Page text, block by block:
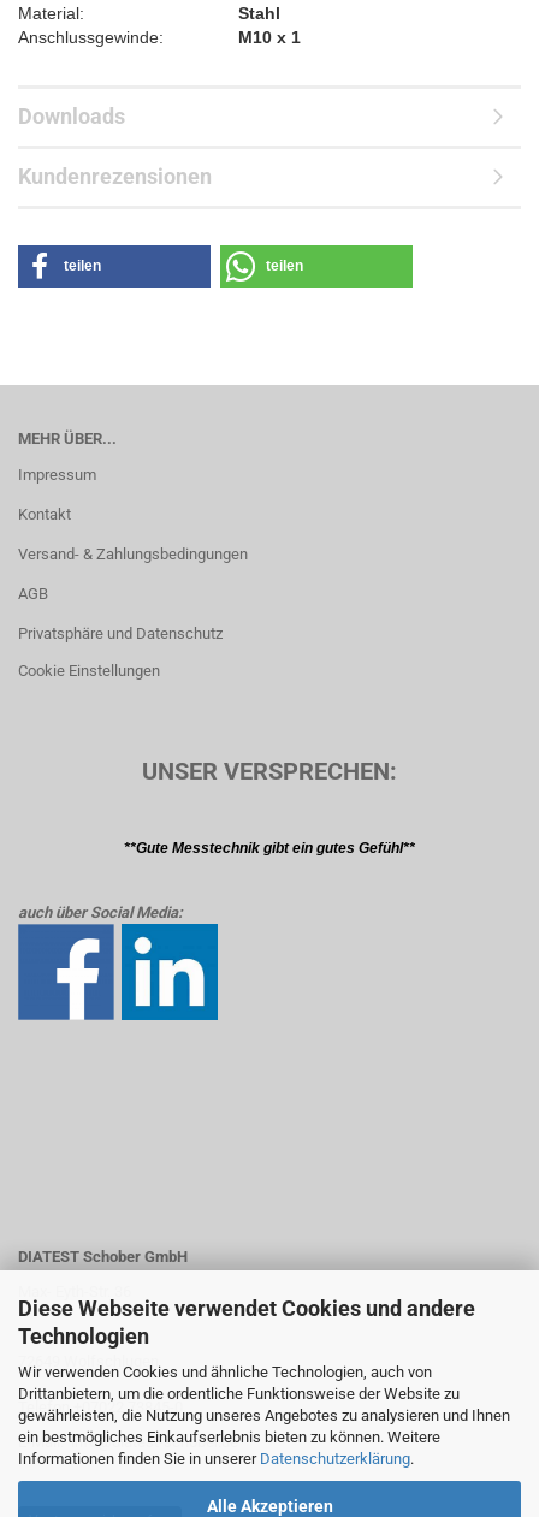
Diese Webseite verwendet Cookies und andere
Technologien
Wir verwenden Cookies und ähnliche Technologien, auch von
Drittanbietern, um die ordentliche Funktionsweise der Website zu
gewährleisten, die Nutzung unseres Angebotes zu analysieren und Ihnen
ein bestmögliches Einkaufserlebnis bieten zu können. Weitere
Informationen finden Sie in unserer Datenschutzerklärung.
Alle Akzeptieren
Material:
Stahl
Anschlussgewinde:
M10 x 1
Downloads
Kundenrezensionen
teilen teilen
MEHR ÜBER...
Impressum
Kontakt
Versand- & Zahlungsbedingungen
AGB
Privatsphäre und Datenschutz
Cookie Einstellungen
UNSER VERSPRECHEN:
**Gute Messtechnik gibt ein gutes Gefühl**
auch über Social Media:
DIATEST Schober GmbH
72649 Wolfschlugen
Telefon +07022 73845-0
E-Mail: info@diatest-schober.de